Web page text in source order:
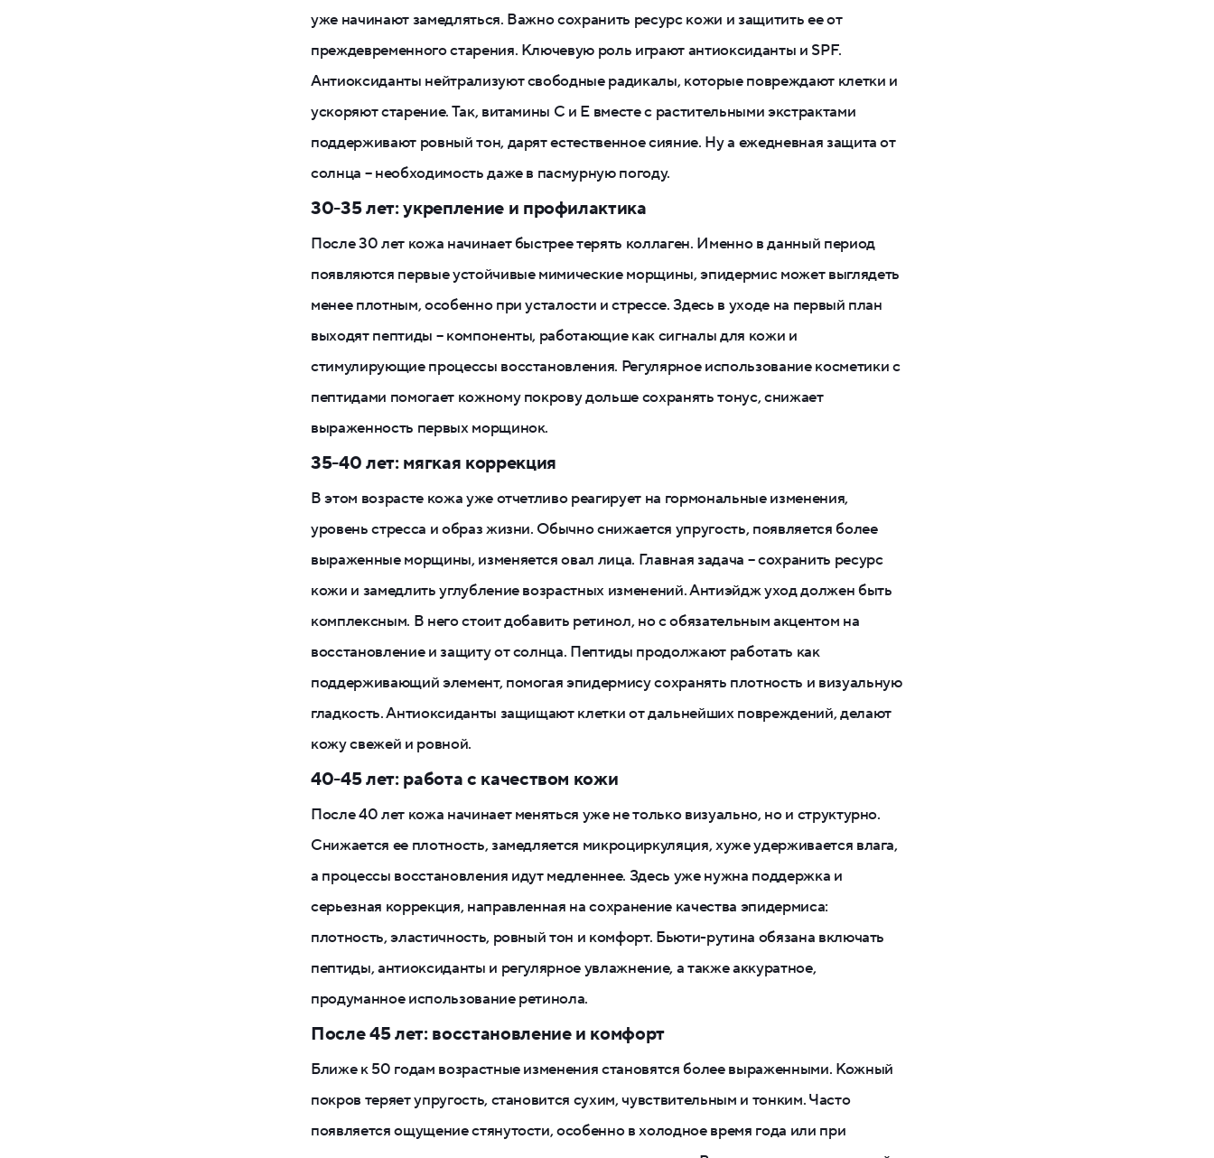
уже начинают замедляться. Важно сохранить ресурс кожи и защитить ее от
преждевременного старения. Ключевую роль играют антиоксиданты и SPF.
Антиоксиданты нейтрализуют свободные радикалы, которые повреждают клетки и
ускоряют старение. Так, витамины C и E вместе с растительными экстрактами
поддерживают ровный тон, дарят естественное сияние. Ну а ежедневная защита от
солнца – необходимость даже в пасмурную погоду.
30-35 лет: укрепление и профилактика
После 30 лет кожа начинает быстрее терять коллаген. Именно в данный период
появляются первые устойчивые мимические морщины, эпидермис может выглядеть
менее плотным, особенно при усталости и стрессе. Здесь в уходе на первый план
выходят пептиды – компоненты, работающие как сигналы для кожи и
стимулирующие процессы восстановления. Регулярное использование косметики с
пептидами помогает кожному покрову дольше сохранять тонус, снижает
выраженность первых морщинок.
35-40 лет: мягкая коррекция
В этом возрасте кожа уже отчетливо реагирует на гормональные изменения,
уровень стресса и образ жизни. Обычно снижается упругость, появляется более
выраженные морщины, изменяется овал лица. Главная задача – сохранить ресурс
кожи и замедлить углубление возрастных изменений. Антиэйдж уход должен быть
комплексным. В него стоит добавить ретинол, но с обязательным акцентом на
восстановление и защиту от солнца. Пептиды продолжают работать как
поддерживающий элемент, помогая эпидермису сохранять плотность и визуальную
гладкость. Антиоксиданты защищают клетки от дальнейших повреждений, делают
кожу свежей и ровной.
40-45 лет: работа с качеством кожи
После 40 лет кожа начинает меняться уже не только визуально, но и структурно.
Снижается ее плотность, замедляется микроциркуляция, хуже удерживается влага,
а процессы восстановления идут медленнее. Здесь уже нужна поддержка и
серьезная коррекция, направленная на сохранение качества эпидермиса:
плотность, эластичность, ровный тон и комфорт. Бьюти-рутина обязана включать
пептиды, антиоксиданты и регулярное увлажнение, а также аккуратное,
продуманное использование ретинола.
После 45 лет: восстановление и комфорт
Ближе к 50 годам возрастные изменения становятся более выраженными. Кожный
покров теряет упругость, становится сухим, чувствительным и тонким. Часто
появляется ощущение стянутости, особенно в холодное время года или при